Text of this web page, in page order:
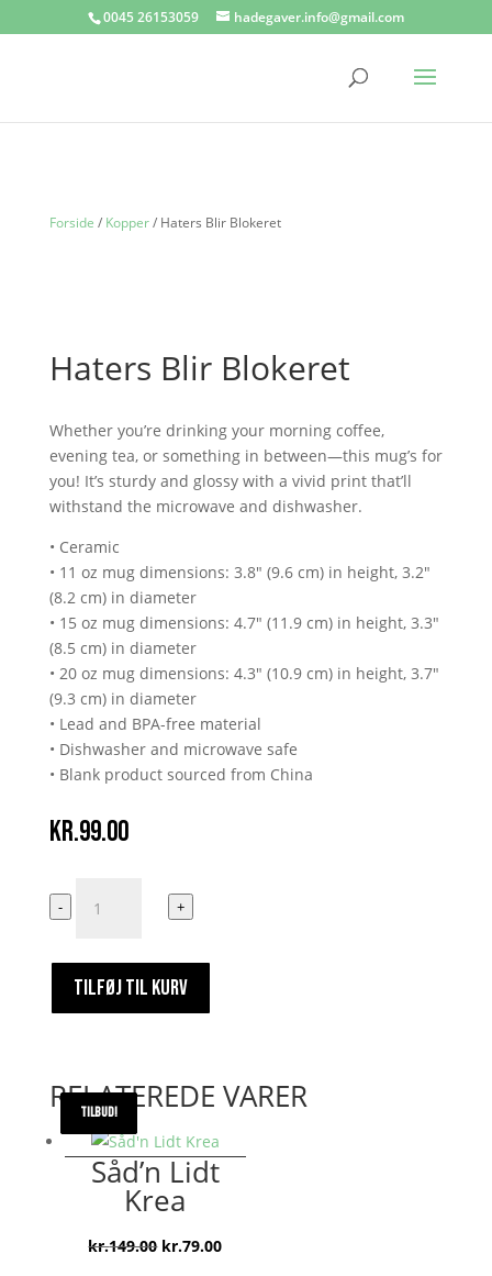
0045 26153059 hadegaver.info@gmail.com
Forside / Kopper/ Haters Blir Blokeret
Haters Blir Blokeret
Whether you’re drinking your morning coffee,
evening tea, or something in between—this mug’s for
you! It’s sturdy and glossy with a vivid print that’ll
withstand the microwave and dishwasher.
• Ceramic
• 11 oz mug dimensions: 3.8″ (9.6 cm) in height, 3.2″
(8.2 cm) in diameter
• 15 oz mug dimensions: 4.7″ (11.9 cm) in height, 3.3″
(8.5 cm) in diameter
• 20 oz mug dimensions: 4.3″ (10.9 cm) in height, 3.7″
(9.3 cm) in diameter
• Lead and BPA-free material
• Dishwasher and microwave safe
• Blank product sourced from China
kr.99.00
Haters
Blir
antal
- +
TILFØJ TIL KURV
RELATEREDE VARER
TILBUD!
Såd’n Lidt
Krea
kr.149.00 Den
kr.79.00Den
TILBUD!
TILBUD!
TILBUD!